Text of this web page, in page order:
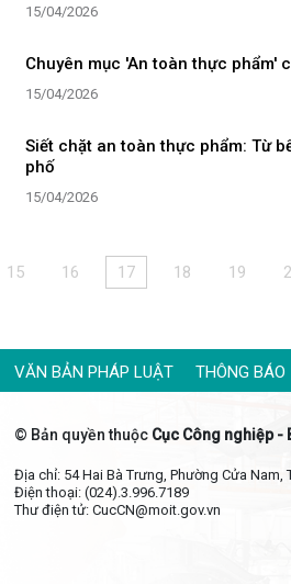
15/04/2026
Chuyên mục 'An toàn thực phẩm'
15/04/2026
Siết chặt an toàn thực phẩm: Từ
phố
15/04/2026
15 16 17 18 19
VĂN BẢN PHÁP LUẬT THÔNG BÁO
© Bản quyền thuộc Cục Công nghiệp -
Địa chỉ: 54 Hai Bà Trưng, Phường Cửa Nam,
Điện thoại: (024).3.996.7189
Thư điện tử: CucCN@moit.gov.vn